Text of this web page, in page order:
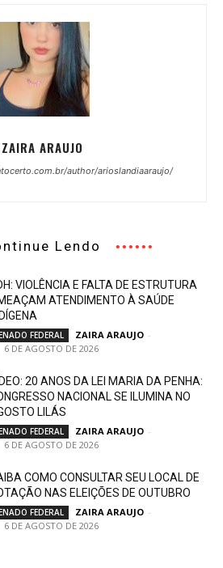
ZAIRA ARAUJO
author/arioslandiaaraujo/
Lendo
VIOLÊNCIA E FALTA DE ESTRUTURA
ATENDIMENTO À SAÚDE
FEDERAL ZAIRA ARAUJO -
6 DE AGOSTO DE 2026
20 ANOS DA LEI MARIA DA PENHA:
NACIONAL SE ILUMINA NO
LILÁS
FEDERAL ZAIRA ARAUJO -
6 DE AGOSTO DE 2026
COMO CONSULTAR SEU LOCAL DE
NAS ELEIÇÕES DE OUTUBRO
FEDERAL ZAIRA ARAUJO -
6 DE AGOSTO DE 2026